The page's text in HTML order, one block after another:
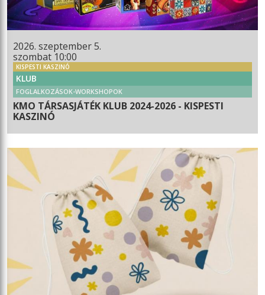
2026. szeptember 5.
szombat 10:00
KISPESTI KASZINÓ
KLUB
FOGLALKOZÁSOK-WORKSHOPOK
KMO TÁRSASJÁTÉK KLUB 2024-2026 - KISPESTI
KASZINÓ